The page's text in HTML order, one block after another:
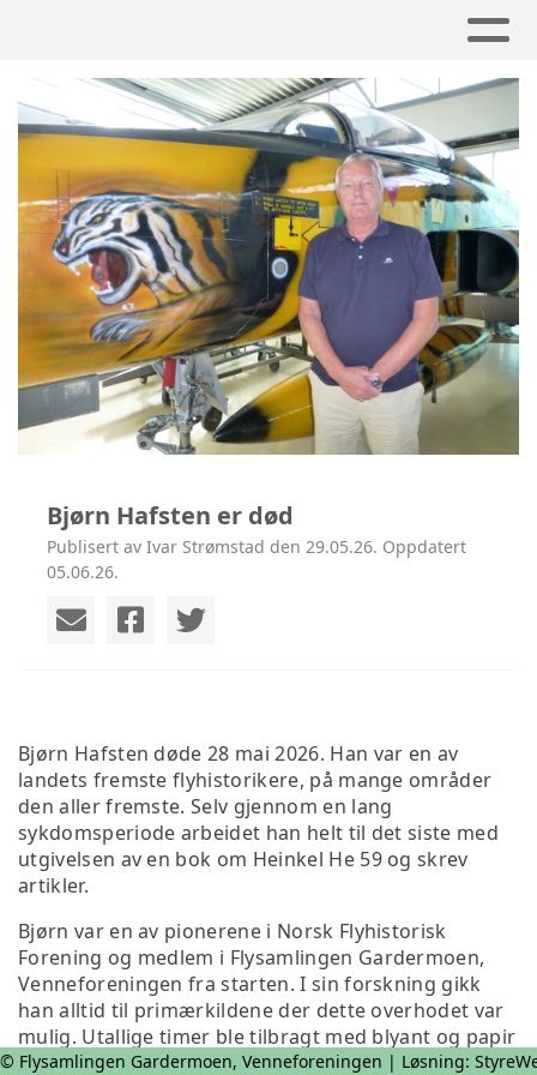
Bjørn Hafsten er død
Publisert av Ivar Strømstad den 29.05.26. Oppdatert
05.06.26.
Bjørn Hafsten døde 28 mai 2026. Han var en av
landets fremste flyhistorikere, på mange områder
den aller fremste. Selv gjennom en lang
sykdomsperiode arbeidet han helt til det siste med
utgivelsen av en bok om Heinkel He 59 og skrev
artikler.
Bjørn var en av pionerene i Norsk Flyhistorisk
Forening og medlem i Flysamlingen Gardermoen,
Venneforeningen fra starten. I sin forskning gikk
han alltid til primærkildene der dette overhodet var
mulig. Utallige timer ble tilbragt med blyant og papir
hos daværende Forsvarets bortsetningsarkiv på
© Flysamlingen Gardermoen, Venneforeningen | Løsning: